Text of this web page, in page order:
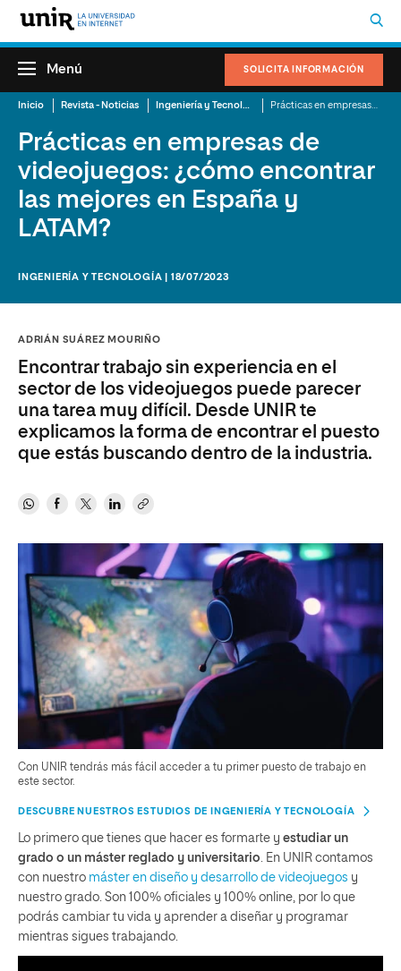
SOLICITA INFORMACIÓN
Menú
Inicio Revista - Noticias Ingeniería y Tecnología
Prácticas en empresas de
videojuegos: ¿cómo encontrar
las mejores en España y
LATAM?
INGENIERÍA Y TECNOLOGÍA | 18/07/2023
ADRIÁN SUÁREZ MOURIÑO
Encontrar trabajo sin experiencia en el
sector de los videojuegos puede parecer
una tarea muy difícil. Desde UNIR te
explicamos la forma de encontrar el puesto
que estás buscando dentro de la industria.
Con UNIR tendrás más fácil acceder a tu primer puesto de trabajo en
este sector.
DESCUBRE NUESTROS ESTUDIOS DE INGENIERÍA Y TECNOLOGÍA
Lo primero que tienes que hacer es formarte y estudiar un
grado o un máster reglado y universitario . En UNIR contamos
con nuestro máster en diseño y desarrollo de videojuegos y
nuestro grado. Son 100% oficiales y 100% online, por lo que
podrás cambiar tu vida y aprender a diseñar y programar
mientras sigues trabajando.